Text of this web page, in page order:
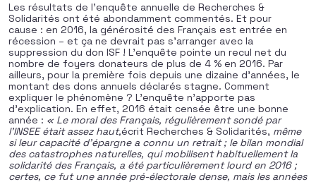
Les résultats de l’enquête annuelle de Recherches &
Solidarités ont été abondamment commentés. Et pour
cause : en 2016, la générosité des Français est entrée en
récession – et ça ne devrait pas s’arranger avec la
suppression du don ISF ! L’enquête pointe un recul net du
nombre de foyers donateurs de plus de 4 % en 2016. Par
ailleurs, pour la première fois depuis une dizaine d’années, le
montant des dons annuels déclarés stagne. Comment
expliquer le phénomène ? L’enquête n’apporte pas
d’explication. En effet, 2016 était censée être une bonne
année : « Le moral des Français, régulièrement sondé par
l’INSEE était assez haut,écrit Recherches & Solidarités, même
si leur capacité d’épargne a connu un retrait ; le bilan mondial
des catastrophes naturelles, qui mobilisent habituellement la
solidarité des Français, a été particulièrement lourd en 2016 ;
certes, ce fut une année pré-électorale dense, mais les années